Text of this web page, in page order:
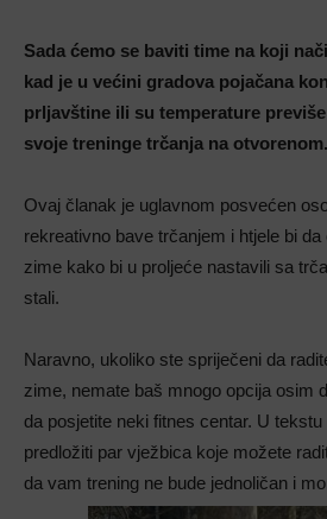
Sada ćemo se baviti time na koji
kad je u većini gradova pojačana
prljavštine ili su temperature
svoje treninge trčanja na otvorenom.
Ovaj članak je uglavnom posvećen
rekreativno bave trčanjem i htjele bi
zime kako bi u proljeće nastavili sa
stali.
Naravno, ukoliko ste spriječeni da
zime, nemate baš mnogo opcija osim
da posjetite neki fitnes centar. U
predložiti par vježbica koje možete
da vam trening ne bude jednoličan i